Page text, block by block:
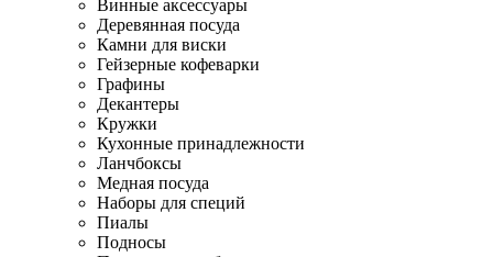
Винные аксессуары
Деревянная посуда
Камни для виски
Гейзерные кофеварки
Графины
Декантеры
Кружки
Кухонные принадлежности
Ланчбоксы
Медная посуда
Наборы для специй
Пиалы
Подносы